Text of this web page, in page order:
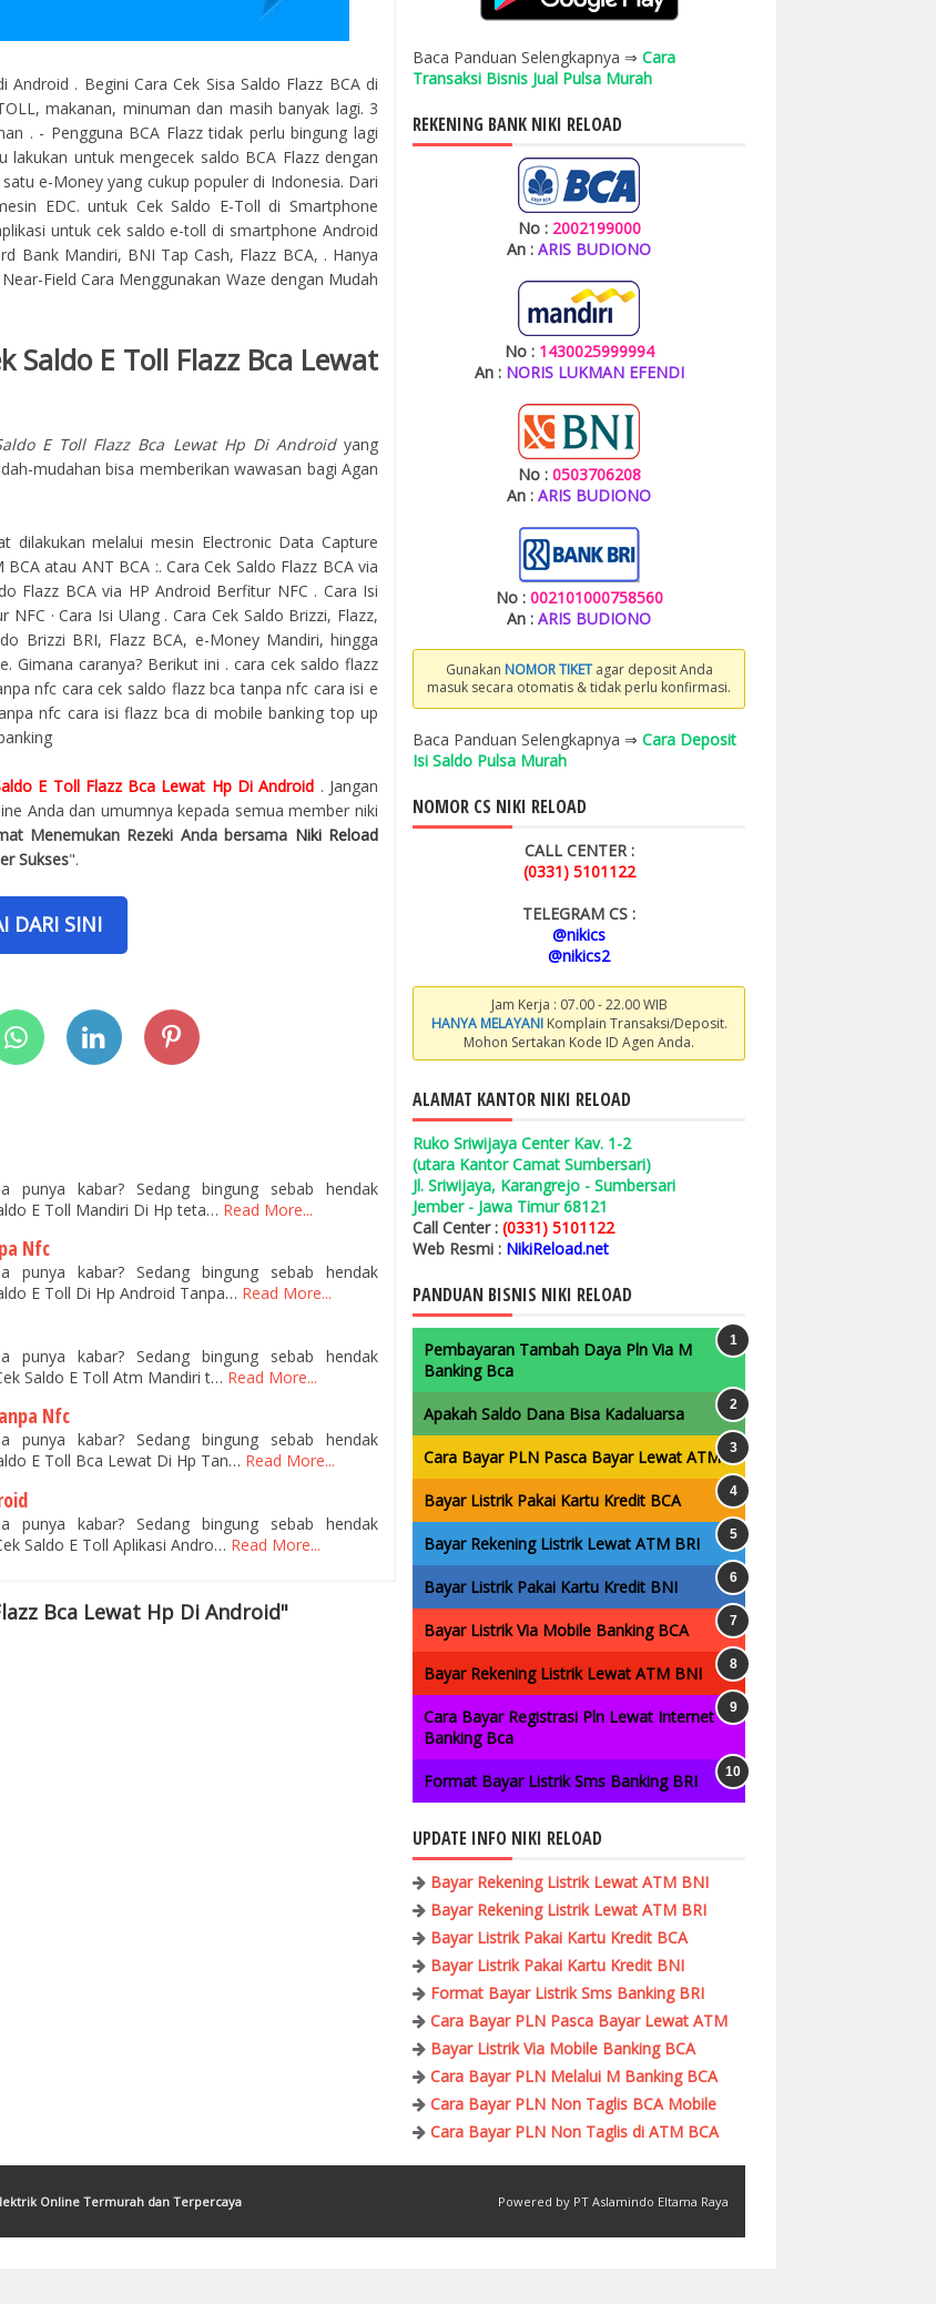
Android . Begini Cara Cek Sisa Saldo Flazz BCA di
makanan, minuman dan masih banyak lagi. 3
. - Pengguna BCA Flazz tidak perlu bingung lagi
untuk mengecek saldo BCA Flazz dengan
e-Money yang cukup populer di Indonesia. Dari
EDC. untuk Cek Saldo E-Toll di Smartphone
untuk cek saldo e-toll di smartphone Android
Bank Mandiri, BNI Tap Cash, Flazz BCA, . Hanya
Field Cara Menggunakan Waze dengan Mudah
E Toll Flazz Bca Lewat
E Toll Flazz Bca Lewat Hp Di Android yang
mudahan bisa memberikan wawasan bagi Agan
dilakukan melalui mesin Electronic Data Capture
atau ANT BCA :. Cara Cek Saldo Flazz BCA via
Flazz BCA via HP Android Berfitur NFC . Cara Isi
· Cara Isi Ulang . Cara Cek Saldo Brizzi, Flazz,
Brizzi BRI, Flazz BCA, e-Money Mandiri, hingga
Gimana caranya? Berikut ini . cara cek saldo flazz
nfc cara cek saldo flazz bca tanpa nfc cara isi e
nfc cara isi flazz bca di mobile banking top up
E Toll Flazz Bca Lewat Hp Di Android . Jangan
Anda dan umumnya kepada semua member niki
Menemukan Rezeki Anda bersama Niki Reload
Sukses".
DARI SINI
punya kabar? Sedang bingung sebab hendak
E Toll Mandiri Di Hp teta… Read More...
Nfc
punya kabar? Sedang bingung sebab hendak
E Toll Di Hp Android Tanpa… Read More...
punya kabar? Sedang bingung sebab hendak
Saldo E Toll Atm Mandiri t… Read More...
Nfc
punya kabar? Sedang bingung sebab hendak
E Toll Bca Lewat Di Hp Tan… Read More...
punya kabar? Sedang bingung sebab hendak
Saldo E Toll Aplikasi Andro… Read More...
Bca Lewat Hp Di Android"
Baca Panduan Selengkapnya ⇒ Cara
Transaksi Bisnis Jual Pulsa Murah
REKENING BANK NIKI RELOAD
No : 2002199000
An : ARIS BUDIONO
No : 1430025999994
An : NORIS LUKMAN EFENDI
No : 0503706208
An : ARIS BUDIONO
No : 002101000758560
An : ARIS BUDIONO
Gunakan NOMOR TIKETagar deposit Anda
masuk secara otomatis & tidak perlu konfirmasi.
Baca Panduan Selengkapnya ⇒ Cara Deposit
Isi Saldo Pulsa Murah
NOMOR CS NIKI RELOAD
CALL CENTER :
(0331) 5101122
TELEGRAM CS :
@nikics
@nikics2
Jam Kerja : 07.00 - 22.00 WIB
HANYA MELAYANIKomplain Transaksi/Deposit.
Mohon Sertakan Kode ID Agen Anda.
ALAMAT KANTOR NIKI RELOAD
Ruko Sriwijaya Center Kav. 1-2
(utara Kantor Camat Sumbersari)
Jl. Sriwijaya, Karangrejo - Sumbersari
Jember - Jawa Timur 68121
Call Center : (0331) 5101122
Web Resmi : NikiReload.net
PANDUAN BISNIS NIKI RELOAD
Pembayaran Tambah Daya Pln Via M
Banking Bca
Apakah Saldo Dana Bisa Kadaluarsa
Cara Bayar PLN Pasca Bayar Lewat ATM
Bayar Listrik Pakai Kartu Kredit BCA
Bayar Rekening Listrik Lewat ATM BRI
Bayar Listrik Pakai Kartu Kredit BNI
Bayar Listrik Via Mobile Banking BCA
Bayar Rekening Listrik Lewat ATM BNI
Cara Bayar Registrasi Pln Lewat Internet
Banking Bca
Format Bayar Listrik Sms Banking BRI
UPDATE INFO NIKI RELOAD
Bayar Rekening Listrik Lewat ATM BNI
Bayar Rekening Listrik Lewat ATM BRI
Bayar Listrik Pakai Kartu Kredit BCA
Bayar Listrik Pakai Kartu Kredit BNI
Format Bayar Listrik Sms Banking BRI
Cara Bayar PLN Pasca Bayar Lewat ATM
Bayar Listrik Via Mobile Banking BCA
Cara Bayar PLN Melalui M Banking BCA
Cara Bayar PLN Non Taglis BCA Mobile
Cara Bayar PLN Non Taglis di ATM BCA
Online Termurah dan Terpercaya Powered by PT Aslamindo Eltama Raya